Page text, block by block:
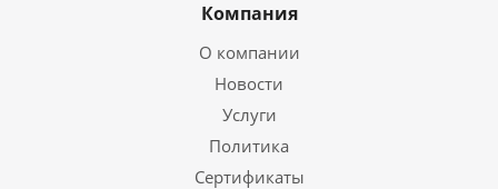
Компания
О компании
Новости
Услуги
Политика
Сертификаты